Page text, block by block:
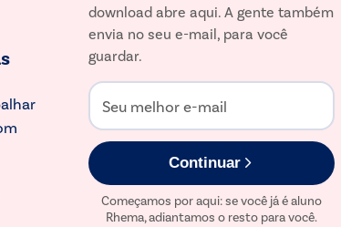
download abre aqui. A gente também
envia no seu e-mail, para você
guardar.
Seu melhor e-mail
Continuar
Começamos por aqui: se você já é aluno
Rhema, adiantamos o resto para você.